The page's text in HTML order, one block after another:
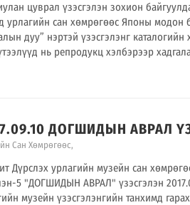
цуврал үзэсгэлэн зохион
урлагийн сан хөмрөгөөс Японы модон
дуу” нэртэй үзэсгэлэнг каталогийн
нь репродукц хэлбэрээр
ДОГШИДЫН АВРАЛ
Сан Хөмрөгөөс,
Дүрслэх урлагийн музейн сан
5 "ДОГШИДЫН АВРАЛ" үзэсгэлэн
музейн үзэсгэлэнгийн танхимд